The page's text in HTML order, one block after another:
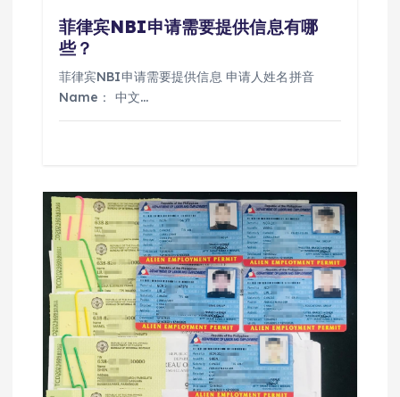
菲律宾NBI申请需要提供信息有哪
些？
菲律宾NBI申请需要提供信息 申请人姓名拼音
Name： 中文…